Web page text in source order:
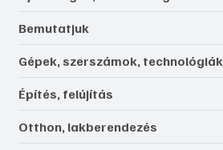
Bemutatjuk
Gépek, szerszámok, technológiák
Építés, felújítás
Otthon, lakberendezés